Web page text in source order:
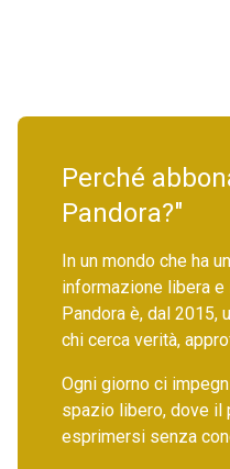
Perché
Pandora?"
In un mondo che ha
informazione libera
Pandora è, dal 2015,
chi cerca verità,
Ogni giorno ci
spazio libero, dove il
esprimersi senza